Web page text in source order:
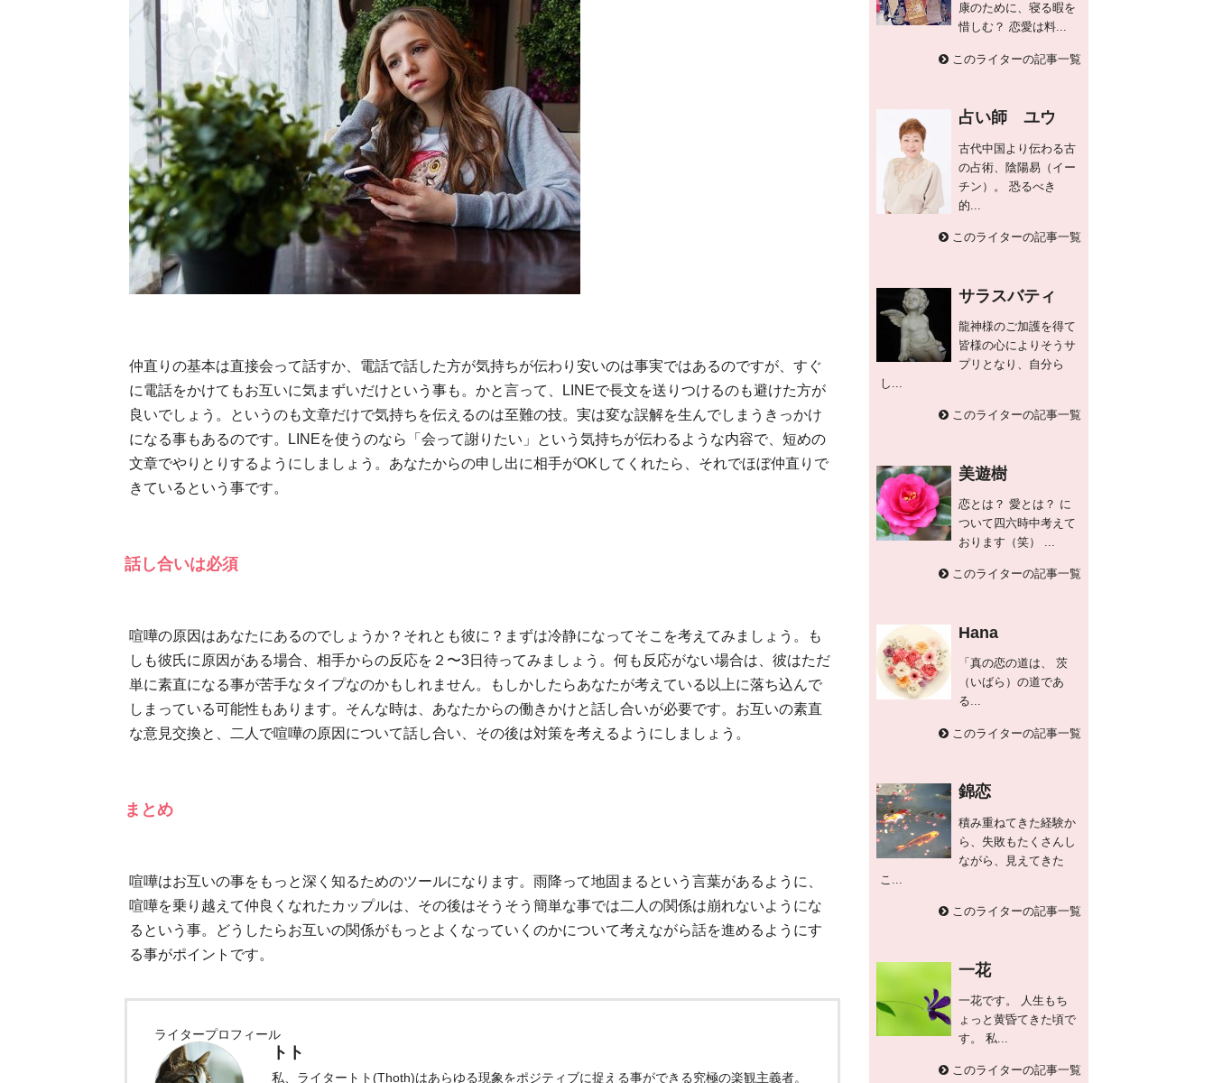
仲直りの基本は直接会って話すか、電話で話した方が気持ちが伝わり安いのは事実ではあるのですが、すぐ
に電話をかけてもお互いに気まずいだけという事も。かと言って、LINEで長文を送りつけるのも避けた方が
良いでしょう。というのも文章だけで気持ちを伝えるのは至難の技。実は変な誤解を生んでしまうきっかけ
になる事もあるのです。LINEを使うのなら「会って謝りたい」という気持ちが伝わるような内容で、短めの
文章でやりとりするようにしましょう。あなたからの申し出に相手がOKしてくれたら、それでほぼ仲直りで
きているという事です。
話し合いは必須
喧嘩の原因はあなたにあるのでしょうか？それとも彼に？まずは冷静になってそこを考えてみましょう。も
しも彼氏に原因がある場合、相手からの反応を２〜3日待ってみましょう。何も反応がない場合は、彼はただ
単に素直になる事が苦手なタイプなのかもしれません。もしかしたらあなたが考えている以上に落ち込んで
しまっている可能性もあります。そんな時は、あなたからの働きかけと話し合いが必要です。お互いの素直
な意見交換と、二人で喧嘩の原因について話し合い、その後は対策を考えるようにしましょう。
まとめ
喧嘩はお互いの事をもっと深く知るためのツールになります。雨降って地固まるという言葉があるように、
喧嘩を乗り越えて仲良くなれたカップルは、その後はそうそう簡単な事では二人の関係は崩れないようにな
るという事。どうしたらお互いの関係がもっとよくなっていくのかについて考えながら話を進めるようにす
る事がポイントです。
ライタープロフィール
トト
私、ライタートト(Thoth)はあらゆる現象をポジティブに捉える事ができる究極の楽観主義者。
康のために、寝る暇を
惜しむ？ 恋愛は料...
このライターの記事一覧
占い師 ユウ
古代中国より伝わる古
の占術、陰陽易（イー
チン）。 恐るべき
的...
このライターの記事一覧
サラスバティ
龍神様のご加護を得て
皆様の心によりそうサ
プリとなり、自分ら
し...
このライターの記事一覧
美遊樹
恋とは？ 愛とは？ に
ついて四六時中考えて
おります（笑） ...
このライターの記事一覧
Hana
「真の恋の道は、 茨
（いばら）の道であ
る...
このライターの記事一覧
錦恋
積み重ねてきた経験か
ら、失敗もたくさんし
ながら、見えてきた
こ...
このライターの記事一覧
一花
一花です。 人生もち
ょっと黄昏てきた頃で
す。 私...
このライターの記事一覧